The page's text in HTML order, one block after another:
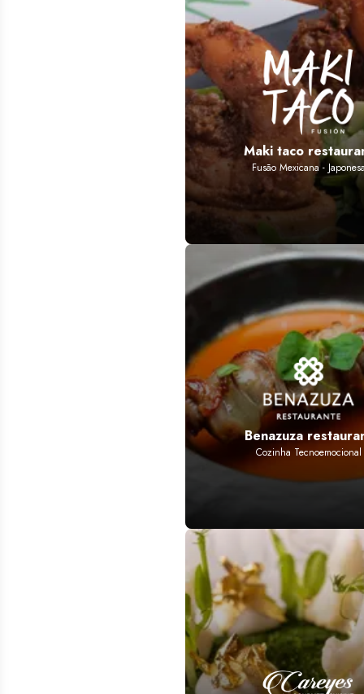
Maki taco
Fusão Mexicana -
Benazuza
Cozinha Tecnoemocional